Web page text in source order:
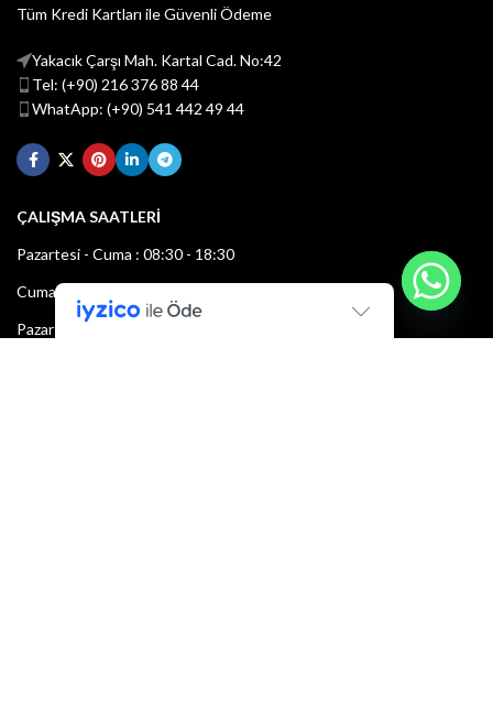
Tüm Kredi Kartları ile Güvenli Ödeme
Yakacık Çarşı Mah. Kartal Cad. No:42
Tel: (+90) 216 376 88 44
WhatApp: (+90) 541 442 49 44
ÇALIŞMA SAATLERİ
Pazartesi - Cuma : 08:30 - 18:30
Cumartesi : 08:30 - 13:00
Pazar: Kapalı